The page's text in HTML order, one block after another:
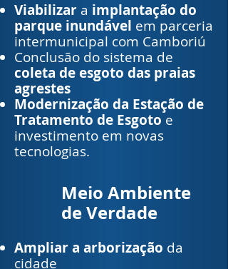
Viabilizar a implantação do
parque inundável em parceria
intermunicipal com Camboriú
Conclusão do sistema de
coleta de esgoto das praias
agrestes
Modernização da Estação de
Tratamento de Esgoto e
investimento em novas
tecnologias.
Meio Ambiente
de Verdade
Ampliar a arborização da
cidade